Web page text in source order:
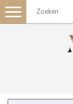
Toggle
navigation